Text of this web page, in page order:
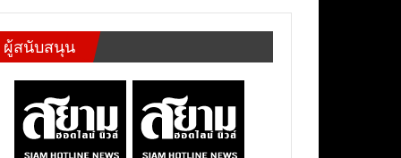
ผู้สนับสนุน